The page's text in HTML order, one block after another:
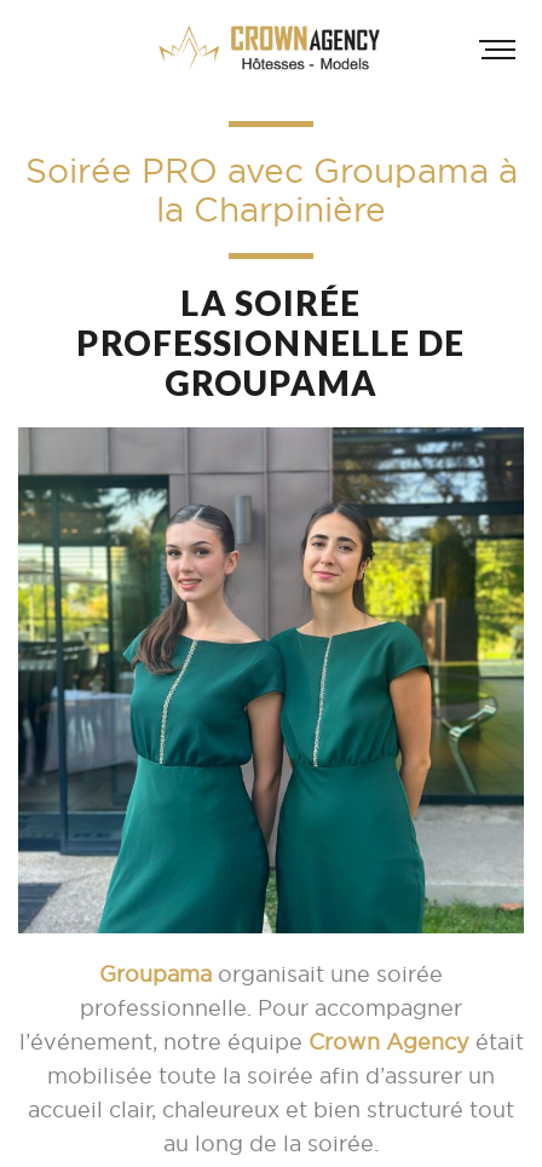
Soirée PRO avec Groupama à
la Charpinière
LA SOIRÉE
PROFESSIONNELLE DE
GROUPAMA
Groupama organisait une soirée
professionnelle. Pour accompagner
l’événement, notre équipe Crown Agencyétait
mobilisée toute la soirée afin d’assurer un
accueil clair, chaleureux et bien structuré tout
au long de la soirée.